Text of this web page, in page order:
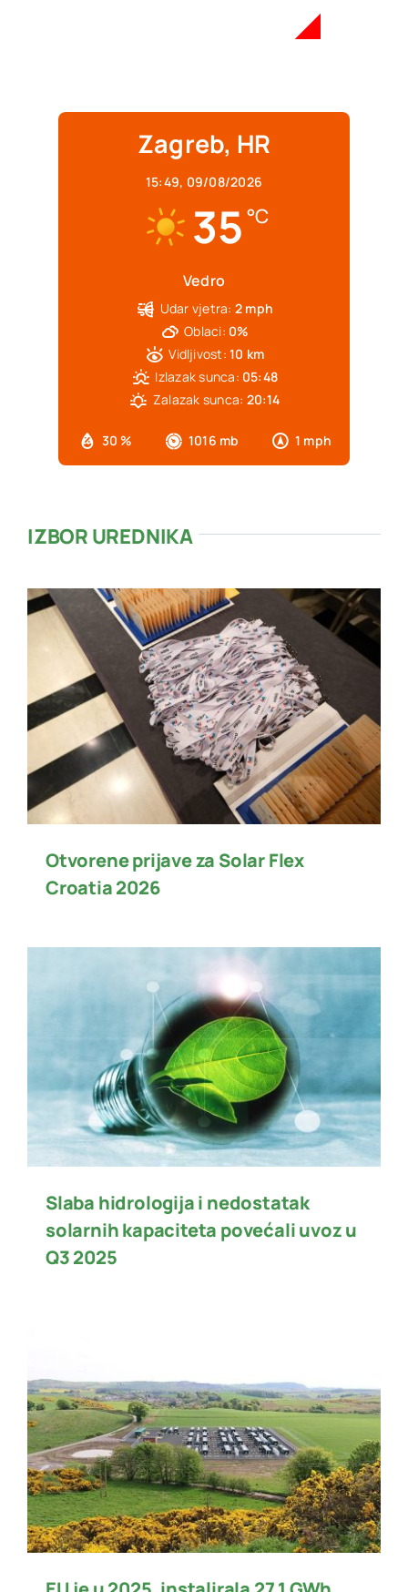
Zagreb, HR
15:49, 09/08/2026
35 °C
Vedro
30 % 1016 mb 1 mph
Udar vjetra: 2 mph
Oblaci: 0%
Vidljivost: 10 km
Izlazak sunca: 05:48
Zalazak sunca: 20:14
IZBOR UREDNIKA
Otvorene prijave za Solar Flex
Croatia 2026
Slaba hidrologija i nedostatak
solarnih kapaciteta povećali uvoz u
Q3 2025